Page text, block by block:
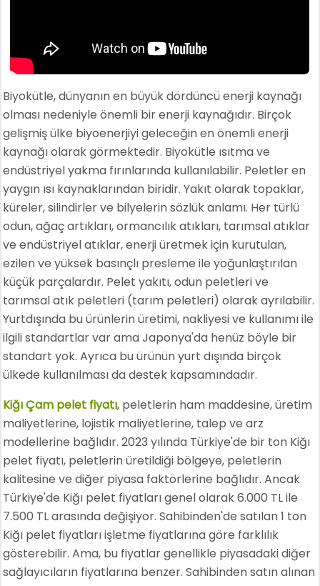
Biyokütle, dünyanın en büyük dördüncü enerji kaynağı
olması nedeniyle önemli bir enerji kaynağıdır. Birçok
gelişmiş ülke biyoenerjiyi geleceğin en önemli enerji
kaynağı olarak görmektedir. Biyokütle ısıtma ve
endüstriyel yakma fırınlarında kullanılabilir. Peletler en
yaygın ısı kaynaklarından biridir. Yakıt olarak topaklar,
küreler, silindirler ve bilyelerin sözlük anlamı. Her türlü
odun, ağaç artıkları, ormancılık atıkları, tarımsal atıklar
ve endüstriyel atıklar, enerji üretmek için kurutulan,
ezilen ve yüksek basınçlı presleme ile yoğunlaştırılan
küçük parçalardır. Pelet yakıtı, odun peletleri ve
tarımsal atık peletleri (tarım peletleri) olarak ayrılabilir.
Yurtdışında bu ürünlerin üretimi, nakliyesi ve kullanımı ile
ilgili standartlar var ama Japonya'da henüz böyle bir
standart yok. Ayrıca bu ürünün yurt dışında birçok
ülkede kullanılması da destek kapsamındadır.
Kiğı Çam pelet fiyatı, peletlerin ham maddesine, üretim
maliyetlerine, lojistik maliyetlerine, talep ve arz
modellerine bağlıdır. 2023 yılında Türkiye'de bir ton Kiğı
pelet fiyatı, peletlerin üretildiği bölgeye, peletlerin
kalitesine ve diğer piyasa faktörlerine bağlıdır. Ancak
Türkiye'de Kiğı pelet fiyatları genel olarak 6.000 TL ile
7.500 TL arasında değişiyor. Sahibinden'de satılan 1 ton
Kiğı pelet fiyatları işletme fiyatlarına göre farklılık
gösterebilir. Ama, bu fiyatlar genellikle piyasadaki diğer
sağlayıcıların fiyatlarına benzer. Sahibinden satın alınan